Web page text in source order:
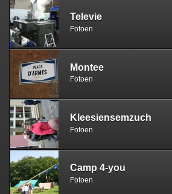
Televie
Fotoen
Montee
Fotoen
Kleesiensemzuch
Fotoen
Camp 4-you
Fotoen